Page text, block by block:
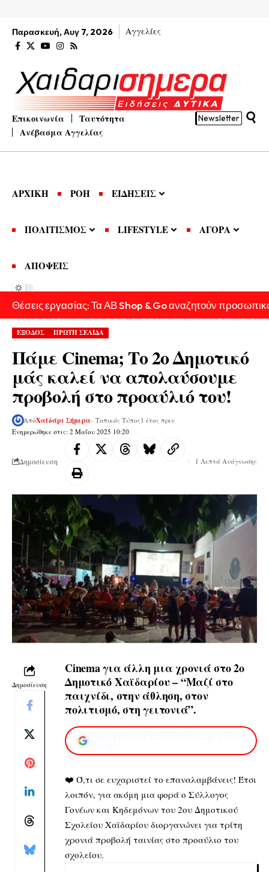
Παρασκευή, Αυγ 7, 2026 Αγγελίες
Επικοινωνία
Ταυτότητα
Ανέβασμα Αγγελίας
Newsletter
ΑΡΧΙΚΗ ΡΟΗ ΕΙΔΗΣΕΙΣ
ΠΟΛΙΤΙΣΜΟΣ LIFESTYLE ΑΓΟΡΑ
ΑΠΟΨΕΙΣ
Θέσεις εργασίας: Τα ΑΒ Shop & Go αναζητούν
ΕΞΟΔΟΣ ΠΡΩΤΗ ΣΕΛΙΔΑ
Πάμε Cinema; Το 2ο Δημοτικό
μάς καλεί να απολαύσουμε
προβολή στο προαύλιό του!
Ενημερώθηκε στις: 2 Μαΐου 2025 10:20
ΑπόΧαϊδάρι Σήμερα- Τοπικός Τύπος 1 έτος πριν
Δημοσίευση 1 Λεπτά Ανάγνωσης
Δημοσίευση
Cinema για άλλη μια χρονιά στο 2ο
Δημοτικό Χαϊδαρίου – “Μαζί στο
παιχνίδι, στην άθληση, στον
πολιτισμό, στη γειτονιά”.
❤️ Ό,τι σε ευχαριστεί το επαναλαμβάνεις! Έτσι
λοιπόν, για ακόμη μια φορά ο Σύλλογος
Γονέων και Κηδεμόνων του 2ου Δημοτικού
Σχολείου Χαϊδαρίου διοργανώνει για τρίτη
χρονιά προβολή ταινίας στο προαύλιο του
σχολείου.